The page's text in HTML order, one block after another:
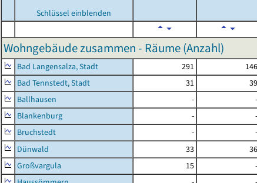
Schlüssel einblenden
Wohngebäude zusammen - Räume (Anzahl)
Bad Langensalza, Stadt 291 146
Bad Tennstedt, Stadt
31 39
Ballhausen
- -
Blankenburg
- -
Bruchstedt
- -
Dünwald
33 36
Großvargula
15 -